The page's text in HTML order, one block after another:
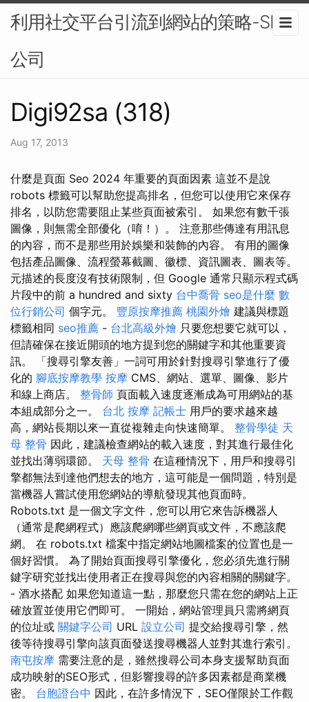
利用社交平台引流到網站的策略-SEO
公司
Digi92sa (318)
Aug 17, 2013
什麼是頁面 Seo 2024 年重要的頁面因素 這並不是說
robots 標籤可以幫助您提高排名，但您可以使用它來保存
排名，以防您需要阻止某些頁面被索引。 如果您有數千張
圖像，則無需全部優化（唷！）。 注意那些傳達有用訊息
的內容，而不是那些用於娛樂和裝飾的內容。 有用的圖像
包括產品圖像、流程螢幕截圖、徽標、資訊圖表、圖表等。
元描述的長度沒有技術限制，但 Google 通常只顯示程式碼
片段中的前 a hundred and sixty 台中喬骨 seo是什麼 數
位行銷公司 個字元。 豐原按摩推薦 桃園外燴 建議與標題
標籤相同 seo推薦 - 台北高級外燴 只要您想要它就可以，
但請確保在接近開頭的地方提到您的關鍵字和其他重要資
訊。 「搜尋引擎友善」一詞可用於針對搜尋引擎進行了優
化的 腳底按摩教學 按摩 CMS、網站、選單、圖像、影片
和線上商店。 整骨師 頁面載入速度逐漸成為可用網站的基
本組成部分之一。 台北 按摩 記帳士 用戶的要求越來越
高，網站長期以來一直從複雜走向快速簡單。 整骨學徒 天
母 整骨 因此，建議檢查網站的載入速度，對其進行最佳化
並找出薄弱環節。 天母 整骨 在這種情況下，用戶和搜尋引
擎都無法到達他們想去的地方，這可能是一個問題，特別是
當機器人嘗試使用您網站的導航發現其他頁面時。
Robots.txt 是一個文字文件，您可以用它來告訴機器人
（通常是爬網程式）應該爬網哪些網頁或文件，不應該爬
網。 在 robots.txt 檔案中指定網站地圖檔案的位置也是一
個好習慣。 為了開始頁面搜尋引擎優化，您必須先進行關
鍵字研究並找出使用者正在搜尋與您的內容相關的關鍵字。
- 酒水搭配 如果您知道這一點，那麼您只需在您的網站上正
確放置並使用它們即可。 一開始，網站管理員只需將網頁
的位址或 關鍵字公司 URL 設立公司 提交給搜尋引擎，然
後等待搜尋引擎向該頁面發送搜尋機器人並對其進行索引。
南屯按摩 需要注意的是，雖然搜尋公司本身支援幫助頁面
成功映射的SEO形式，但影響搜尋的許多因素都是商業機
密。 台胞證台中 因此，在許多情況下，SEO僅限於工作觀